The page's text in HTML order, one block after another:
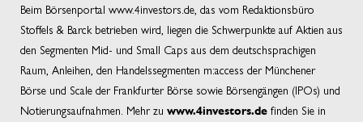
Beim Börsenportal www.4investors.de, das vom Redaktionsbüro
Stoffels & Barck betrieben wird, liegen die Schwerpunkte auf Aktien aus
den Segmenten Mid- und Small Caps aus dem deutschsprachigen
Raum, Anleihen, den Handelssegmenten m:access der Münchener
Börse und Scale der Frankfurter Börse sowie Börsengängen (IPOs) und
Notierungsaufnahmen. Mehr zu www.4investors.de finden Sie in